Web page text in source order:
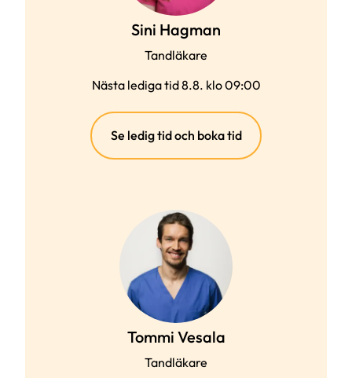
Sini Hagman
Tandläkare
Nästa lediga tid 8.8. klo 09:00
Se ledig tid och boka tid(extern
länk)
Tommi Vesala
Tandläkare